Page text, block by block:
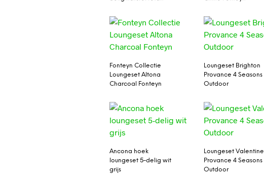
Fonteyn Collectie
Loungeset Altona
Charcoal Fonteyn
Loungeset Brighton
Provance 4 Seasons
Outdoor
Ancona hoek
loungeset 5-delig wit
grijs
Loungeset Valentine
Provance 4 Seasons
Outdoor